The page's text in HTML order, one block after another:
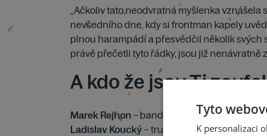
„Ačkoliv tato neodvratná myšlenka
nevšedního dne, kdy si frontman kapely
plnou harampádí a přesvědčil několik svých
právě přečetli tyto řádky, jsou již nenávratně
A kdo že jsou Ti
Marek Rejhon – bandleader, kytara, banjo,
Ladislav Koucký– trubka, cornet
Tyto
K personalizaci